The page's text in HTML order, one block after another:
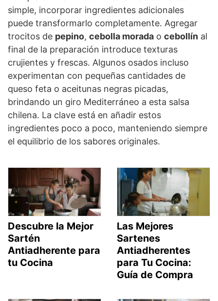
simple, incorporar ingredientes adicionales
puede transformarlo completamente. Agregar
trocitos de pepino, cebolla morada o cebollín al
final de la preparación introduce texturas
crujientes y frescas. Algunos osados incluso
experimentan con pequeñas cantidades de
queso feta o aceitunas negras picadas,
brindando un giro Mediterráneo a esta salsa
chilena. La clave está en añadir estos
ingredientes poco a poco, manteniendo siempre
el equilibrio de los sabores originales.
Descubre la Mejor
Sartén
Antiadherente para
tu Cocina
Las Mejores
Sartenes
Antiadherentes
para Tu Cocina:
Guía de Compra